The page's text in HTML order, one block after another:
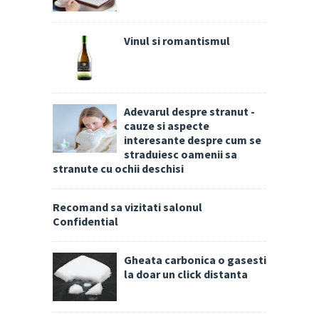
Vinul si romantismul
Adevarul despre stranut -
cauze si aspecte
interesante despre cum se
straduiesc oamenii sa
stranute cu ochii deschisi
Recomand sa vizitati salonul
Confidential
Gheata carbonica o gasesti
la doar un click distanta